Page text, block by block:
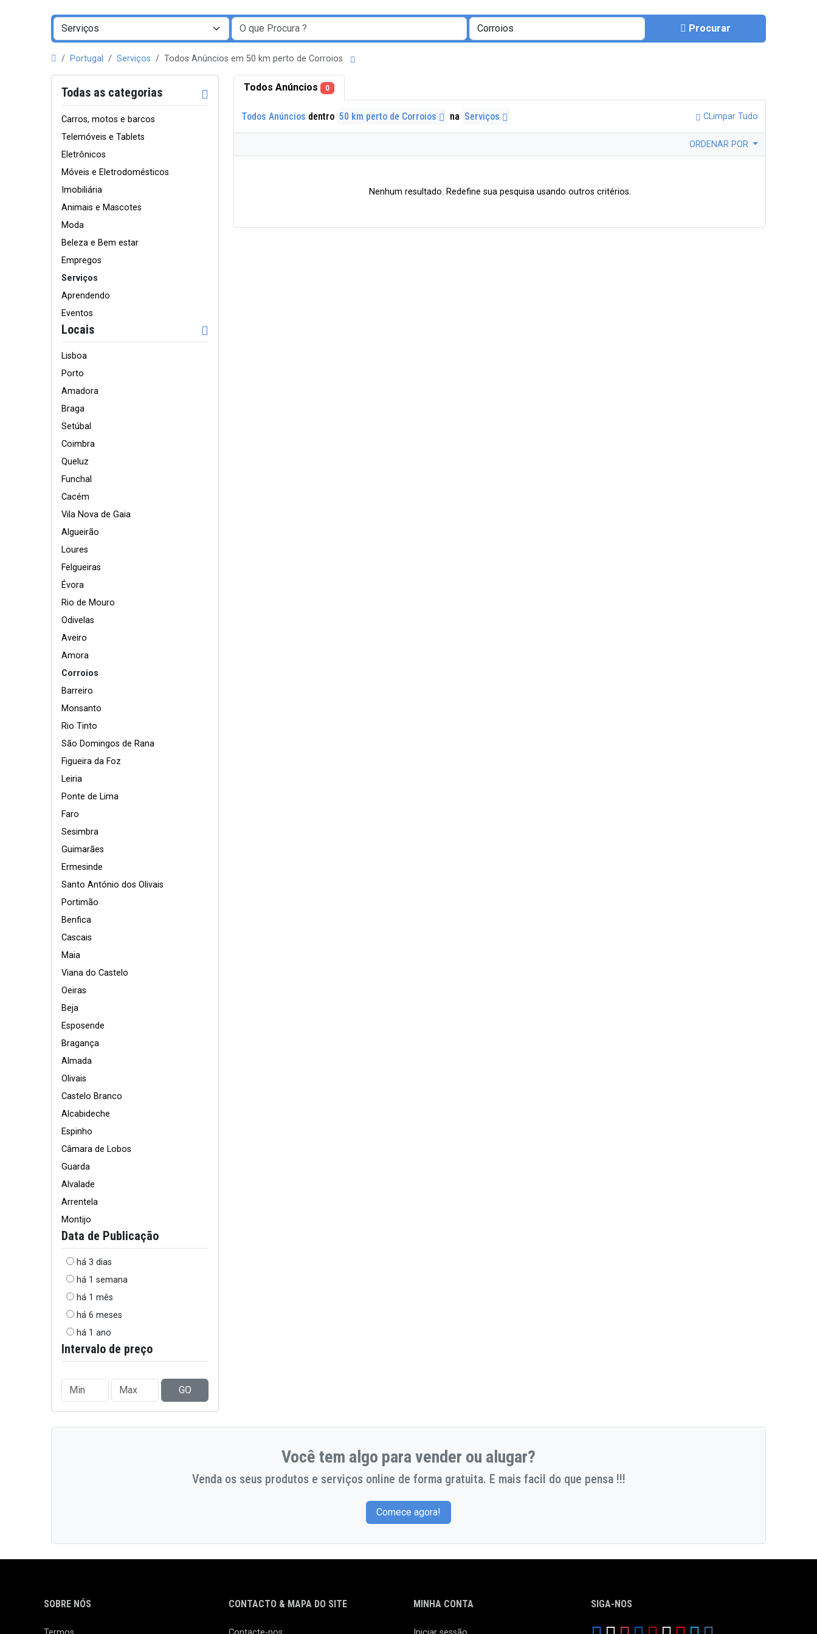
Procurar
Portugal Serviços Todos Anúncios em 50 km perto de Corroios
Todas as categorias
Carros, motos e barcos
Telemóveis e Tablets
Eletrônicos
Móveis e Eletrodomésticos
Imobiliária
Animais e Mascotes
Moda
Beleza e Bem estar
Empregos
Serviços
Aprendendo
Eventos
Locais
Lisboa
Porto
Amadora
Braga
Setúbal
Coimbra
Queluz
Funchal
Cacém
Vila Nova de Gaia
Algueirão
Loures
Felgueiras
Évora
Rio de Mouro
Odivelas
Aveiro
Amora
Corroios
Barreiro
Monsanto
Rio Tinto
São Domingos de Rana
Figueira da Foz
Leiria
Ponte de Lima
Faro
Sesimbra
Guimarães
Ermesinde
Santo António dos Olivais
Portimão
Benfica
Cascais
Maia
Viana do Castelo
Oeiras
Beja
Esposende
Bragança
Almada
Olivais
Castelo Branco
Alcabideche
Espinho
Câmara de Lobos
Guarda
Alvalade
Arrentela
Montijo
Data de Publicação
há 3 dias
há 1 semana
há 1 mês
há 6 meses
há 1 ano
Intervalo de preço
GO
Todos Anúncios 0
Todos Anúncios dentro 50 km perto de Corroios na Serviços CLimpar Tudo
ORDENAR POR
Nenhum resultado. Redefine sua pesquisa usando outros critérios.
Você tem algo para vender ou alugar?
Venda os seus produtos e serviços online de forma gratuita. E mais facil do que pensa !!!
Comece agora!
SOBRE NÓS CONTACTO & MAPA DO SITE MINHA CONTA SIGA-NOS